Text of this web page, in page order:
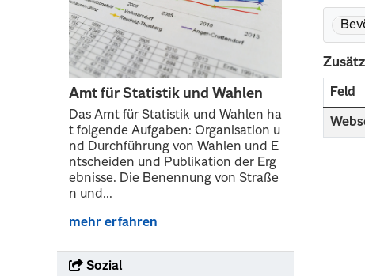
Amt für Statistik und Wahlen
Das Amt für Statistik und Wahlen ha
t folgende Aufgaben: Organisation u
nd Durchführung von Wahlen und E
ntscheiden und Publikation der Erg
ebnisse. Die Benennung von Straße
n und...
mehr erfahren
Sozial
Feld